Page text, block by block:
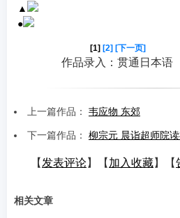
▲
●
[1] [2] [下一页]
作品录入：贯通日本
上一篇作品： 韦应物 东郊
下一篇作品： 柳宗元 晨诣超师院
【 发表评论】【 加入收藏】【
相关文章